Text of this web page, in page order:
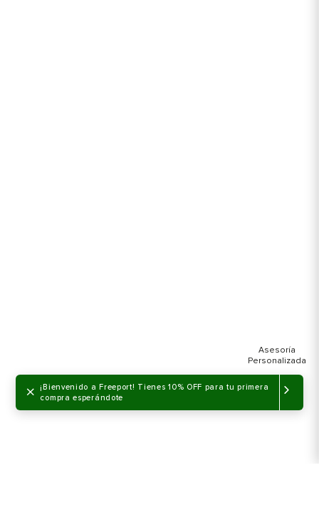
×
¡Bienvenido a Freeport! Tienes 10% OFF para tu primera
compra esperándote